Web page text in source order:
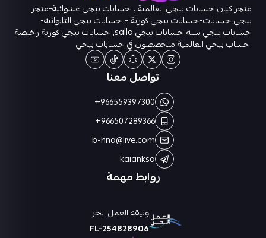
متجر كيان حسابات ببجي العالمية . حسابات ببجي عشوائية-متجر
ببجي حسابات-حسابات ببجي كورية - حسابات ببجي التايوانيه-
حسابات ببجي سله حسابات ببجي salla, حسابات ببجي كورية رخيصة
.حساب ببجي العالمية متخصصون في حسابات ببجي
روابط مهمة
تواصل معنا
+966559397300
+966507289366
b-hna@live.com
kaianksa
وثيقة العمل الحر
FL-254828906